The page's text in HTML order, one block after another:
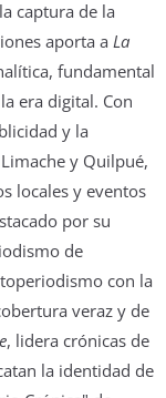
captura de la
aporta aLa
fundamental
era digital. Con
y la
y Quilpué,
locales y eventos
por su
de
con la
veraz y de
, lidera crónicas de
la identidad de